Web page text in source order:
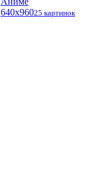
640x96025 картинок